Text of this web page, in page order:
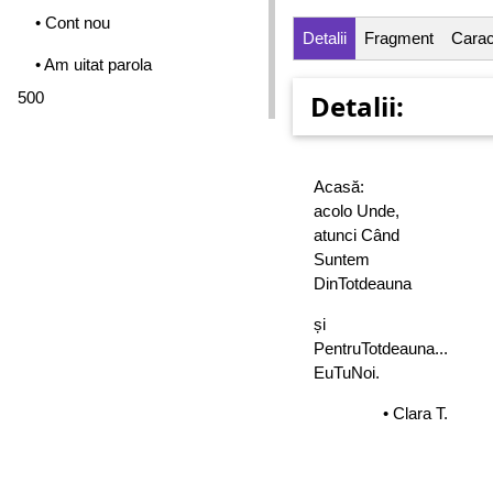
• Cont nou
• Am uitat parola
500
Detalii Fragment
Detalii:
Acasă:
acolo Unde,
atunci Când
Suntem
DinTotdeauna
și
PentruTotdeauna...
EuTuNoi.
• Clara T.